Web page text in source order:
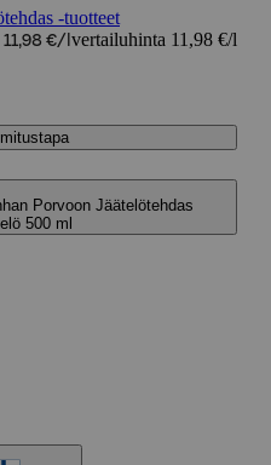
-tuotteet
11,98 €/l vertailuhinta 11,98 €/l
Porvoon Jäätelötehdas
500 ml